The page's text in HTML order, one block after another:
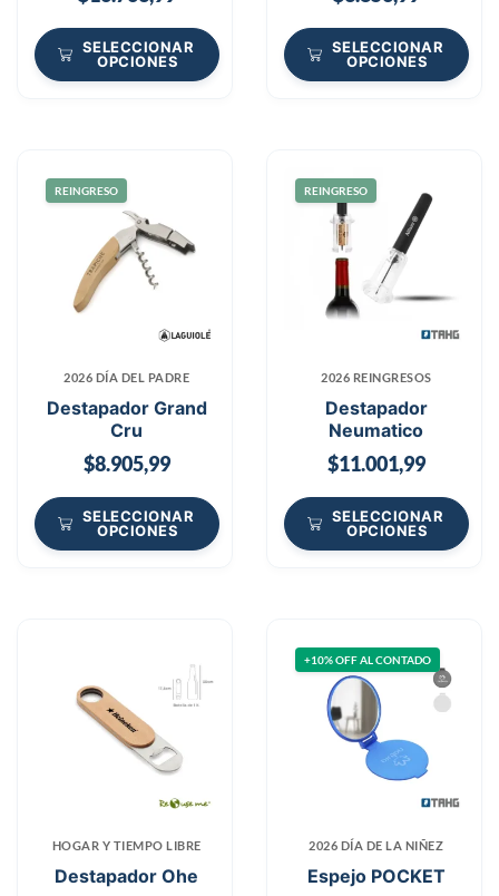
SELECCIONAR
OPCIONES
SELECCIONAR
OPCIONES
REINGRESO
2026 DÍA DEL PADRE
Destapador Grand
Cru
$8.905,99
SELECCIONAR
OPCIONES
REINGRESO
2026 REINGRESOS
Destapador
Neumatico
$11.001,99
SELECCIONAR
OPCIONES
HOGAR Y TIEMPO LIBRE
Destapador Ohe
+10% OFF AL CONTADO
2026 DÍA DE LA NIÑEZ
Espejo POCKET